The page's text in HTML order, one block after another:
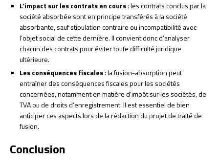
L’impact sur les contrats en cours: les contrats conclus par la
société absorbée sont en principe transférés à la société
absorbante, sauf stipulation contraire ou incompatibilité avec
l’objet social de cette dernière. Il convient donc d’analyser
chacun des contrats pour éviter toute difficulté juridique
ultérieure.
Les conséquences fiscales: la fusion-absorption peut
entraîner des conséquences fiscales pour les sociétés
concernées, notamment en matière d’impôt sur les sociétés, de
TVA ou de droits d’enregistrement. Il est essentiel de bien
anticiper ces aspects lors de la rédaction du projet de traité de
fusion.
Conclusion